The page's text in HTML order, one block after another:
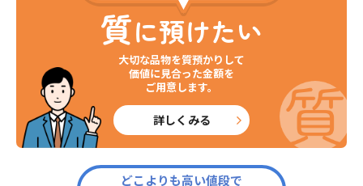
質に預けたい
大切な品物を質預かりして
価値に見合った金額を
ご用意します。
詳しくみる
どこよりも高い値段で